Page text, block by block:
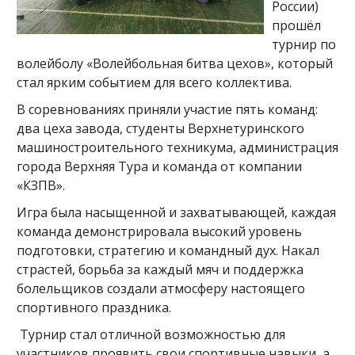
России)
прошёл
турнир по
волейболу «Волейбольная битва цехов», который
стал ярким событием для всего коллектива.
В соревнованиях приняли участие пять команд:
два цеха завода, студенты Верхнетуринского
машиностроительного техникума, администрация
города Верхняя Тура и команда от компании
«КЗПВ».
Игра была насыщенной и захватывающей, каждая
команда демонстрировала высокий уровень
подготовки, стратегию и командный дух. Накал
страстей, борьба за каждый мяч и поддержка
болельщиков создали атмосферу настоящего
спортивного праздника.
Турнир стал отличной возможностью для